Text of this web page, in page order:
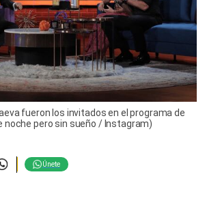
fueron los invitados en el programa de
noche pero sin sueño / Instagram)
Únete